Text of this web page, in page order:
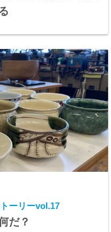
ーリーvol.17
だ？